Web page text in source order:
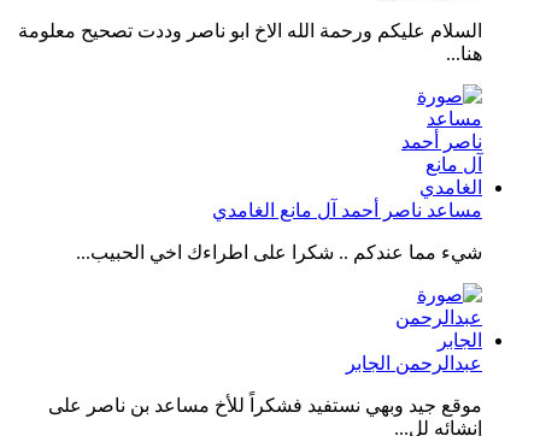
السلام عليكم ورحمة الله الاخ ابو ناصر وددت تصحيح معلومة
هنا...
مساعد ناصر أحمد آل مانع الغامدي
شيء مما عندكم .. شكرا على اطراءك اخي الحبيب...
عبدالرحمن الجابر
موقع جيد وبهي نستفيد فشكراً للأخ مساعد بن ناصر على
إنشائه لل...